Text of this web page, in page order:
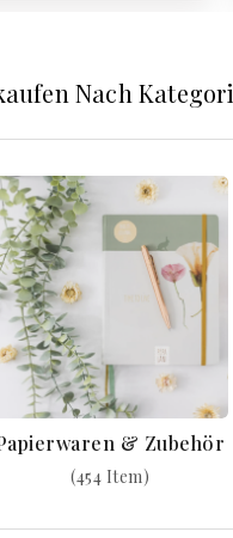
Nach
& Zubehör
(454 Item)